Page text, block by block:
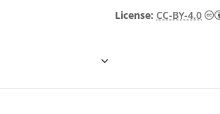
License: CC-BY-4.0